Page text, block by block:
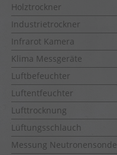
Holztrockner
Industrietrockner
Infrarot Kamera
Klima Messgeräte
Luftbefeuchter
Luftentfeuchter
Lufttrocknung
Lüftungsschlauch
Messung Neutronensonde